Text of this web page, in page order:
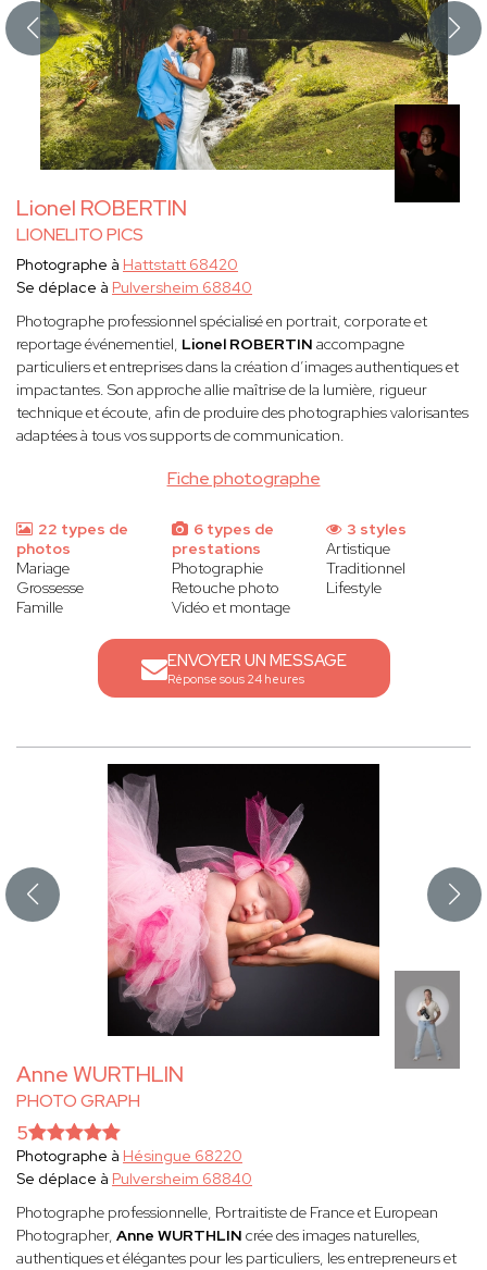
Lionel ROBERTIN
LIONELITO PICS
Fiche photographe
Photographe à Hattstatt 68420
Se déplace à Pulversheim 68840
Photographe professionnel spécialisé en portrait, corporate et
reportage événementiel, Lionel ROBERTIN accompagne
particuliers et entreprises dans la création d’images authentiques et
impactantes. Son approche allie maîtrise de la lumière, rigueur
technique et écoute, afin de produire des photographies valorisantes
adaptées à tous vos supports de communication.
22 types de
photos
Mariage
Grossesse
Famille
6 types de
prestations
Photographie
Retouche photo
Vidéo et montage
3 styles
Artistique
Traditionnel
Lifestyle
ENVOYER UN MESSAGE
Réponse sous 24 heures
Anne WURTHLIN
PHOTO GRAPH
5
Photographe à Hésingue 68220
Se déplace à Pulversheim 68840
Photographe professionnelle, Portraitiste de France et European
Photographer, Anne WURTHLIN crée des images naturelles,
authentiques et élégantes pour les particuliers, les entrepreneurs et